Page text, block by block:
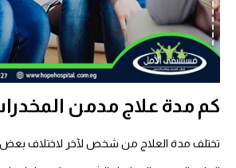
كم مدة علاج مدمن المخدرات
تختلف مدة العلاج من شخص لآخر لاختلاف بعض